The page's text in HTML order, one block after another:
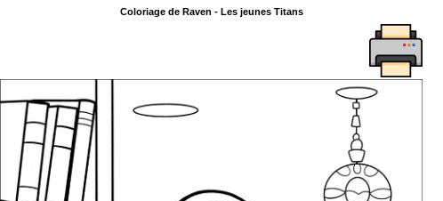
Coloriage de Raven - Les jeunes Titans